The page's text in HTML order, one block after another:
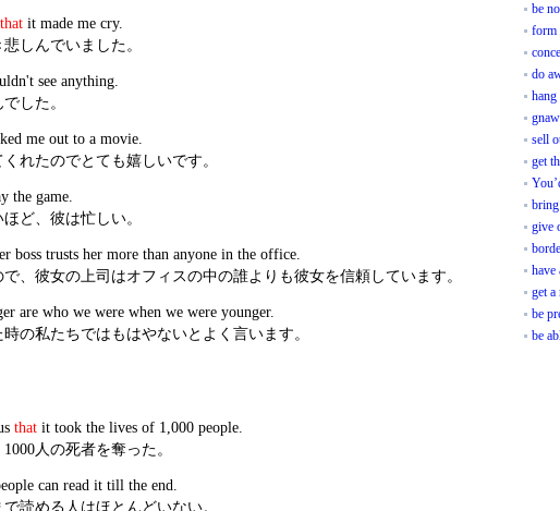
that it made me cry.
しんでいました。
see anything.
した。
me out to a movie.
れたのでとても嬉しいです。
the game.
ど、彼は忙しい。
boss trusts her more than anyone in the office.
、彼女の上司はオフィスの中の誰よりも彼女を信頼しています。
are who we were when we were younger.
の私たちではもはやないとよく言います。
that it took the lives of 1,000 people.
人の死者を奪った。
can read it till the end.
読める人はほとんどいない。
be
form
do
hang
sell
get
give
have
get
be
be